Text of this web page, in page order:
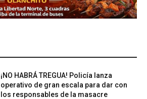
¡NO HABRÁ TREGUA! Policía lanza
operativo de gran escala para dar con
los responsables de la masacre